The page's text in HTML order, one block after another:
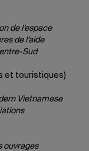
de l’espace
de l’aide
Sud
et touristiques)
Vietnamese
ouvrages